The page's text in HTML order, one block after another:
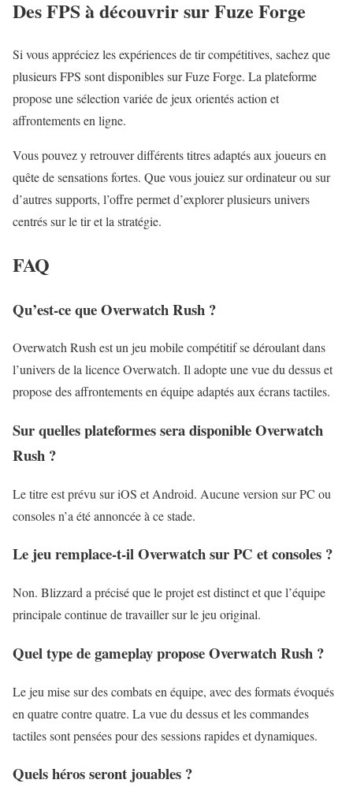
Des FPS à découvrir sur Fuze Forge
Si vous appréciez les expériences de tir compétitives, sachez que
plusieursFPS sont disponibles sur Fuze Forge. La plateforme
propose une sélection variée de jeux orientés action et
affrontements en ligne.
Vous pouvez y retrouver différents titres adaptés aux joueurs en
quête de sensations fortes. Que vous jouiez sur ordinateur ou sur
d’autres supports, l’offre permet d’explorer plusieurs univers
centrés sur le tir et la stratégie.
FAQ
Qu’est-ce que Overwatch Rush ?
Overwatch Rush est un jeu mobile compétitif se déroulant dans
l’univers de la licence Overwatch. Il adopte une vue du dessus et
propose des affrontements en équipe adaptés aux écrans tactiles.
Sur quelles plateformes sera disponible Overwatch
Rush ?
Le titre est prévu sur iOS et Android. Aucune version sur PC ou
consoles n’a été annoncée à ce stade.
Le jeu remplace-t-il Overwatch sur PC et consoles ?
Non. Blizzard a précisé que le projet est distinct et que l’équipe
principale continue de travailler sur le jeu original.
Quel type de gameplay propose Overwatch Rush ?
Le jeu mise sur des combats en équipe, avec des formats évoqués
en quatre contre quatre. La vue du dessus et les commandes
tactiles sont pensées pour des sessions rapides et dynamiques.
Quels héros seront jouables ?